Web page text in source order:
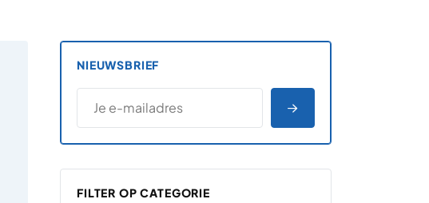
NIEUWSBRIEF
E-MAILADRES
*
AANMELDEN
FILTER OP CATEGORIE